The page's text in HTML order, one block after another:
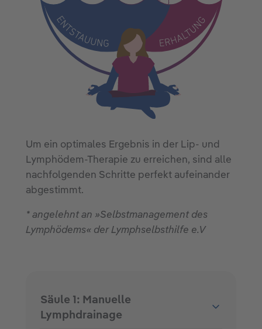
Um ein optimales Ergebnis in der Lip- und
Lymphödem-Therapie zu erreichen, sind alle
nachfolgenden Schritte perfekt aufeinander
abgestimmt.
* angelehnt an »Selbstmanagement des
Lymphödems« der Lymphselbsthilfe e.V
Säule 1: Manuelle
Lymphdrainage